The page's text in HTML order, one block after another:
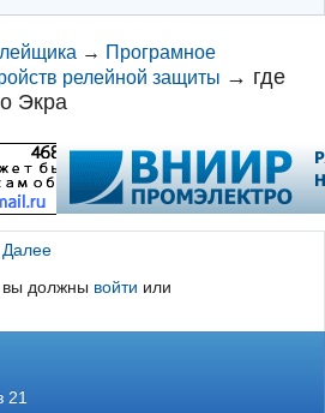
→ Програмное
релейной защиты → где
Экра
Далее
вы должны войти или
21